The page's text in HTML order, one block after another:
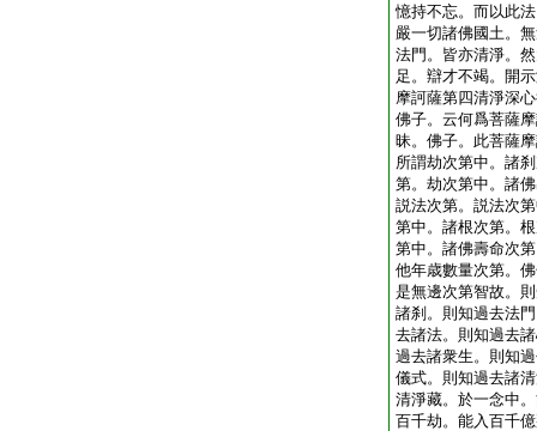
憶持不忘。而以此
嚴一切諸佛國土。
法門。皆亦清淨。
足。辯才不竭。開
摩訶薩第四清淨深
佛子。云何爲菩薩
昧。佛子。此菩薩
所謂劫次第中。諸
第。劫次第中。諸
説法次第。説法次
第中。諸根次第。
第中。諸佛壽命次
他年歳數量次第。
是無邊次第智故。
諸刹。則知過去法
去諸法。則知過去
過去諸衆生。則知
儀式。則知過去諸
清淨藏。於一念中
百千劫。能入百千